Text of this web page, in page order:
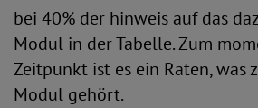
bei 40% der hinweis auf das
Modul in der Tabelle. Zum
Zeitpunkt ist es ein Raten, was
Modul gehört.